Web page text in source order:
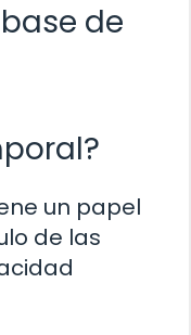
de
un papel
de las